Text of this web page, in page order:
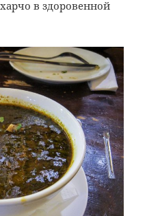
в здоровенной